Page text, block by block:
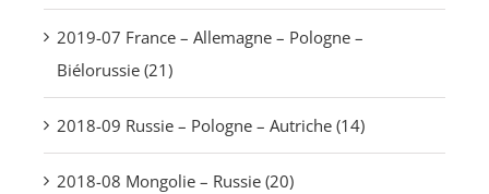
2019-07 France – Allemagne – Pologne –
Biélorussie (21)
2018-09 Russie – Pologne – Autriche (14)
2018-08 Mongolie – Russie (20)